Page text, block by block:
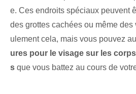
e. Ces endroits spéciaux peuvent
des grottes cachées ou même
ulement cela, mais vous pouvez
ures pour le visage sur les
s que vous battez au cours de